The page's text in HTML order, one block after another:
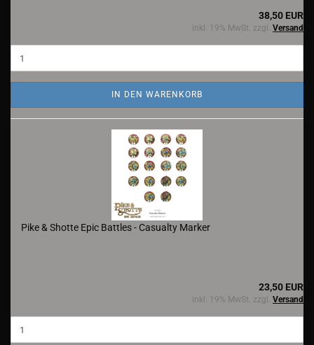
38,50 EUR
inkl. 19% MwSt. zzgl. Versand
IN DEN WARENKORB
Pike & Shotte Epic Battles - Casualty Marker
23,50 EUR
inkl. 19% MwSt. zzgl. Versand